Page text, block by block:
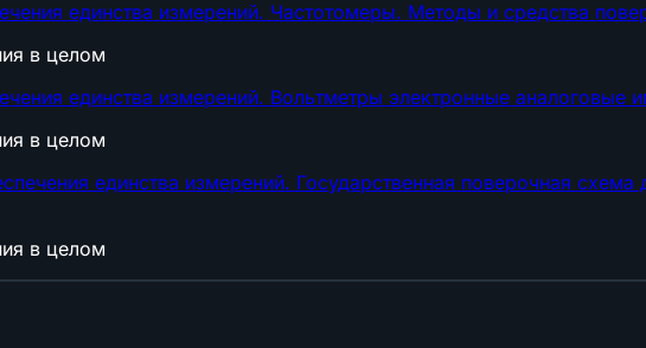
единства измерений. Частотомеры. Методы и средства
в целом
единства измерений. Вольтметры электронные аналоговые
в целом
единства измерений. Государственная поверочная схема
в целом